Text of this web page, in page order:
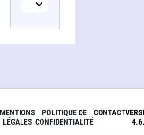
MENTIONS
LÉGALES
POLITIQUE DE
CONFIDENTIALITÉ
CONTACT